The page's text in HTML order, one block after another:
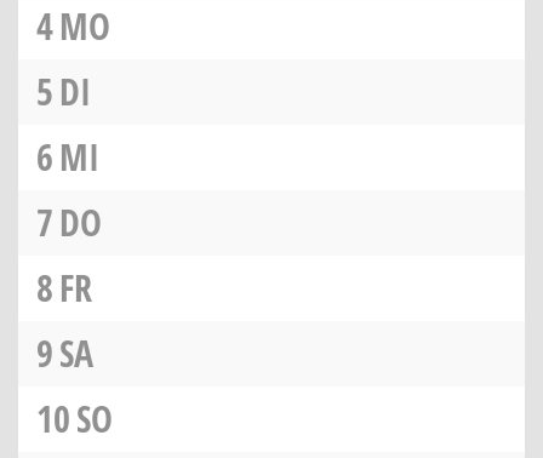
4MO
5DI
6MI
7DO
8FR
9SA
10SO